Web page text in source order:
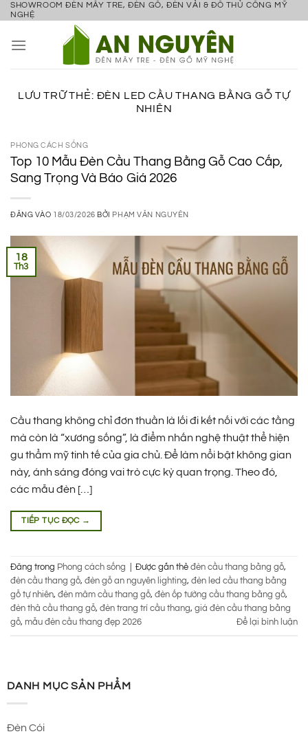
Bỏ
nội
SHOWROOM ĐÈN MÂY TRE, ĐÈN GỖ, ĐÈN VẢI & ĐỒ THỦ CÔNG MỸ
NGHỆ
LƯU TRỮ THẺ: ĐÈN LED CẦU THANG BẰNG GỖ TỰ
NHIÊN
PHONG CÁCH SỐNG
Top 10 Mẫu Đèn Cầu Thang Bằng Gỗ Cao Cấp,
Sang Trọng Và Báo Giá 2026
ĐĂNG VÀO 18/03/2026 BỞI PHẠM VĂN NGUYÊN
18
Th3
Cầu thang không chỉ đơn thuần là lối đi kết nối với các tầng
mà còn là “xương sống”, là điểm nhấn nghệ thuật thể hiện
gu thẩm mỹ tinh tế của gia chủ. Để làm nổi bật không gian
này, ánh sáng đóng vai trò cực kỳ quan trọng. Theo đó,
các mẫu đèn […]
TIẾP TỤC ĐỌC →
Đăng trong Phong cách sống Được gắn thẻ đèn cầu thang bằng gỗ,
đèn cầu thang gỗ, đèn gỗ an nguyên lighting, đèn led cầu thang bằng
gỗ tự nhiên, đèn mâm cầu thang gỗ, đèn ốp tường cầu thang bằng gỗ,
đèn thả cầu thang gỗ, đèn trang trí cầu thang, giá đèn cầu thang bằng
gỗ, mẫu đèn cầu thang đẹp 2026 Để lại bình luận
DANH MỤC SẢN PHẨM
Đèn Cói